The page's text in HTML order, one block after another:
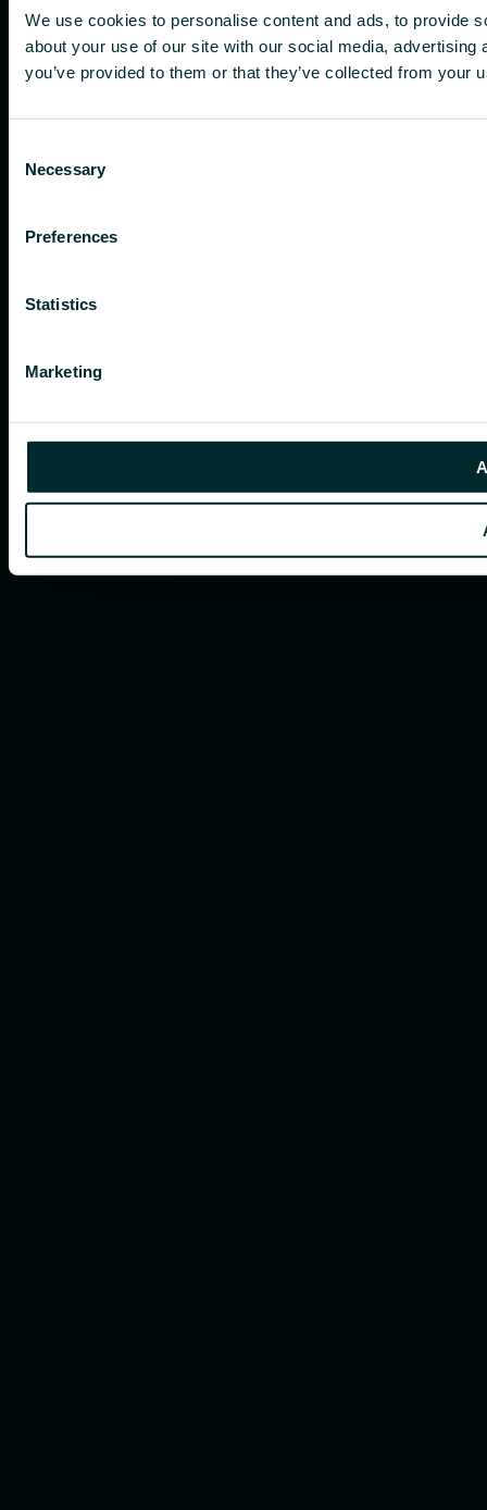
We use cookies to personalise content and ads, to provide
about your use of our site with our social media,
you’ve provided to them or that they’ve collected from your
Selection
Necessary
Preferences
Statistics
Marketing